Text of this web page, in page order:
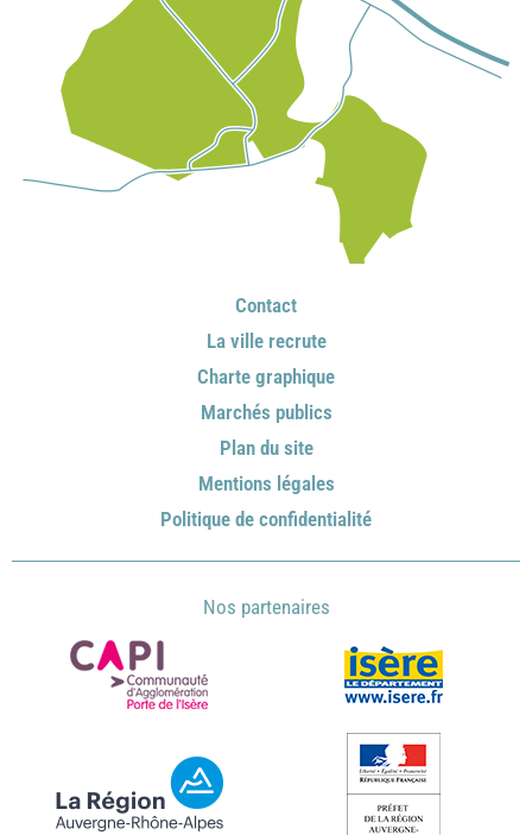
Contact
La ville recrute
Charte graphique
Marchés publics
Plan du site
Mentions légales
Politique de confidentialité
Nos partenaires